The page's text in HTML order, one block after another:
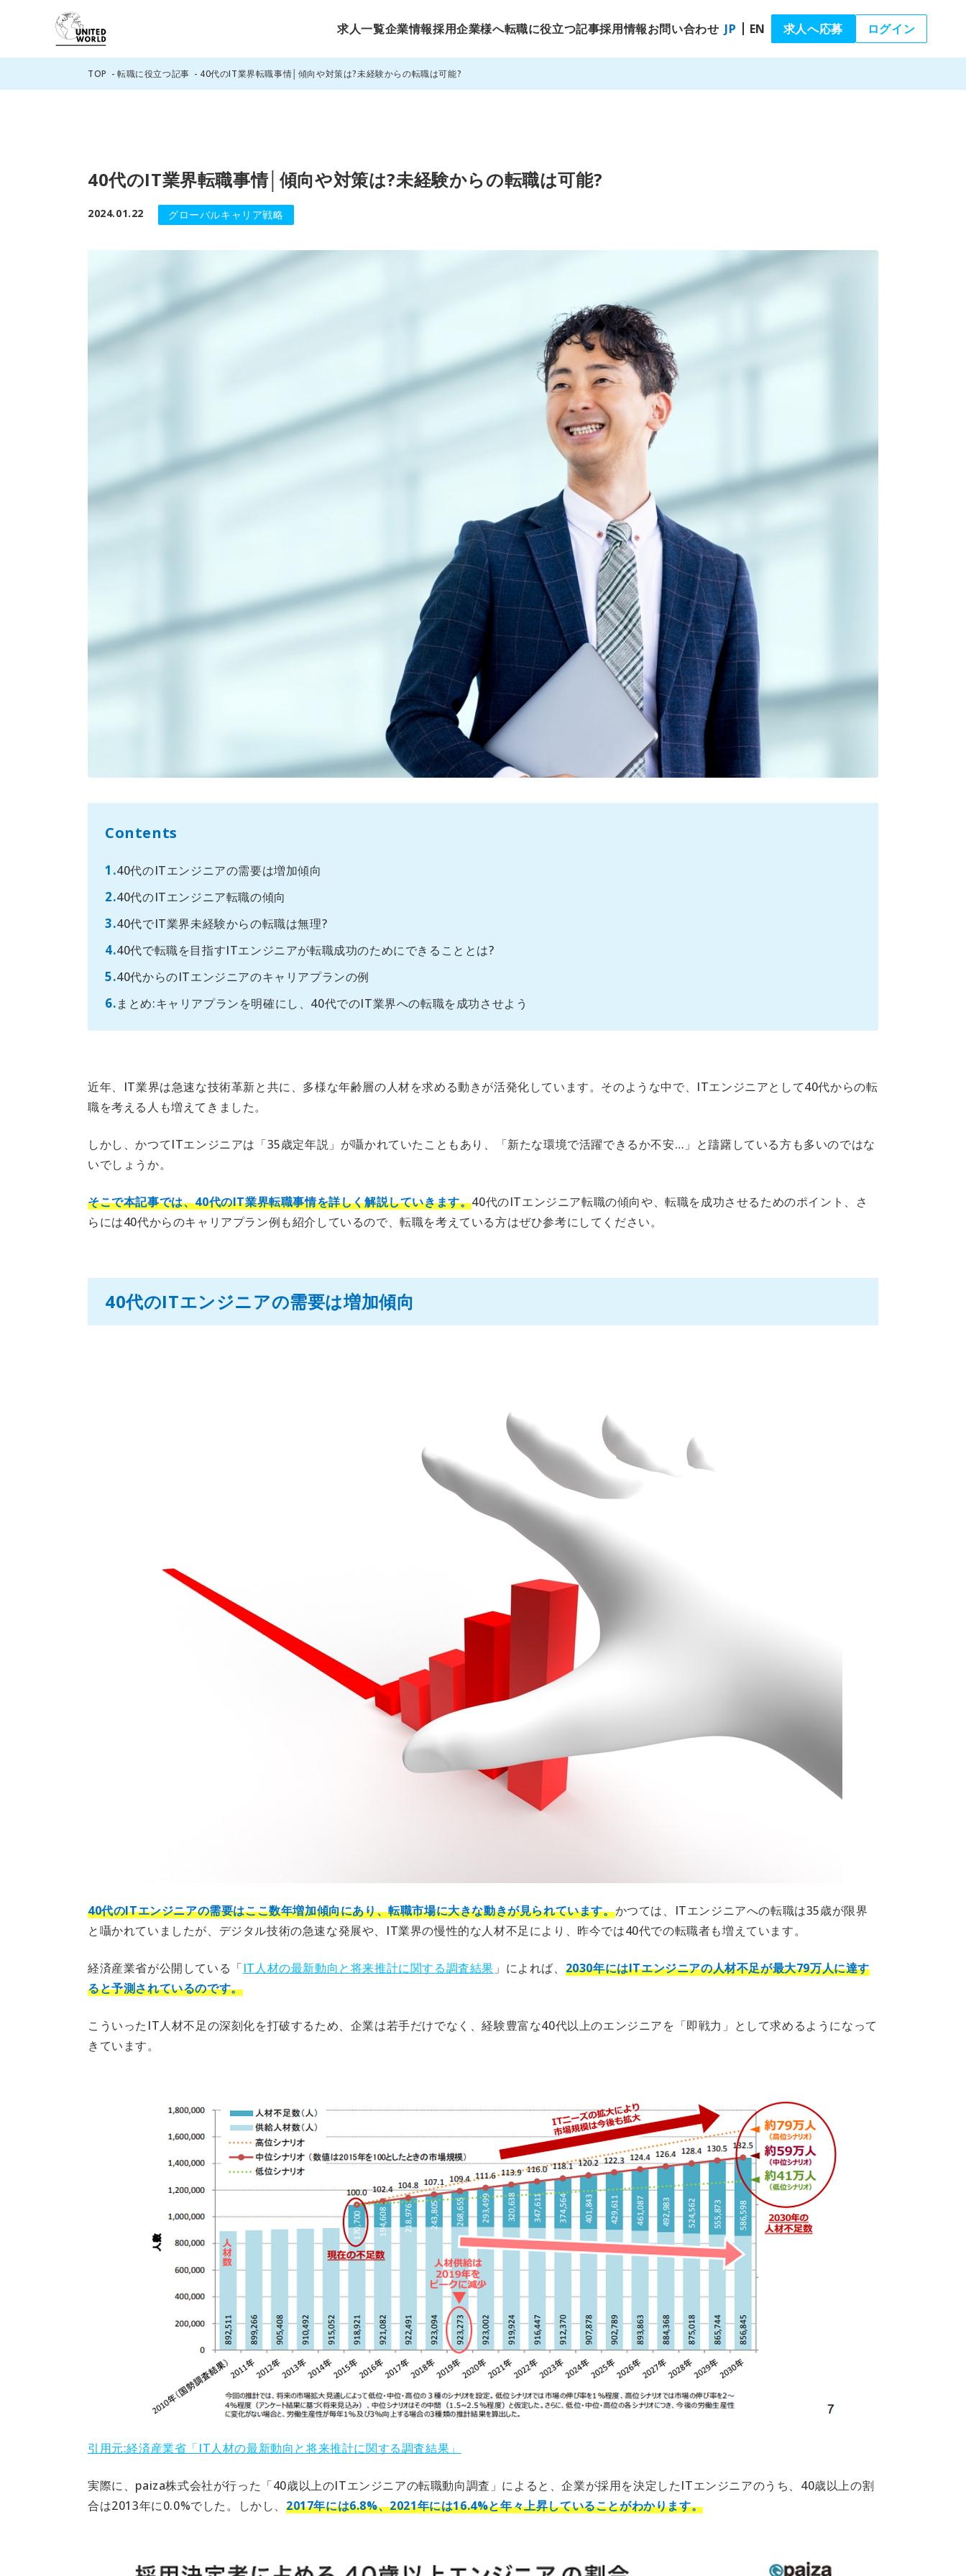
求人一覧企業情報採用企業様へ転職に役立つ記事採用情報お問い合わせ JP EN 求人へ応募 ログイン
TOP 転職に役立つ記事 40代のIT業界転職事情│傾向や対策は?未経験からの転職は可能?
40代のIT業界転職事情│傾向や対策は?未経験からの転職は可能?
2024.01.22 グローバルキャリア戦略
Contents
40代のITエンジニアの需要は増加傾向
40代のITエンジニア転職の傾向
40代でIT業界未経験からの転職は無理?
40代で転職を目指すITエンジニアが転職成功のためにできることとは?
40代からのITエンジニアのキャリアプランの例
まとめ:キャリアプランを明確にし、40代でのIT業界への転職を成功させよう
近年、IT業界は急速な技術革新と共に、多様な年齢層の人材を求める動きが活発化しています。そのような中で、ITエンジニアとして40代からの転
職を考える人も増えてきました。
しかし、かつてITエンジニアは「35歳定年説」が囁かれていたこともあり、「新たな環境で活躍できるか不安…」と躊躇している方も多いのではな
いでしょうか。
そこで本記事では、40代のIT業界転職事情を詳しく解説していきます。40代のITエンジニア転職の傾向や、転職を成功させるためのポイント、さ
らには40代からのキャリアプラン例も紹介しているので、転職を考えている方はぜひ参考にしてください。
40代のITエンジニアの需要は増加傾向
40代のITエンジニアの需要はここ数年増加傾向にあり、転職市場に大きな動きが見られています。かつては、ITエンジニアへの転職は35歳が限界
と囁かれていましたが、デジタル技術の急速な発展や、IT業界の慢性的な人材不足により、昨今では40代での転職者も増えています。
経済産業省が公開している「IT人材の最新動向と将来推計に関する調査結果 」によれば、 2030年にはITエンジニアの人材不足が最大79万人に達す
ると予測されているのです。
こういったIT人材不足の深刻化を打破するため、企業は若手だけでなく、経験豊富な40代以上のエンジニアを「即戦力」として求めるようになって
きています。
引用元:経済産業省「IT人材の最新動向と将来推計に関する調査結果」
実際に、paiza株式会社が行った「40歳以上のITエンジニアの転職動向調査」によると、企業が採用を決定したITエンジニアのうち、40歳以上の割
合は2013年に0.0%でした。しかし、 2017年には6.8%、2021年には16.4%と年々上昇していることがわかります。